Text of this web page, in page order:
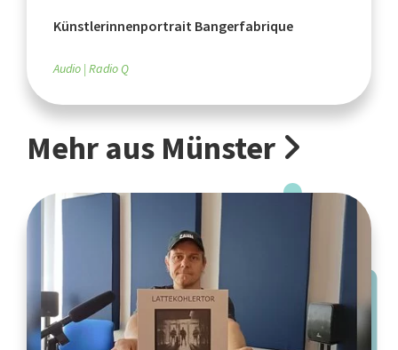
Künstlerinnenportrait Bangerfabrique
Audio Radio Q
Mehr aus Münster